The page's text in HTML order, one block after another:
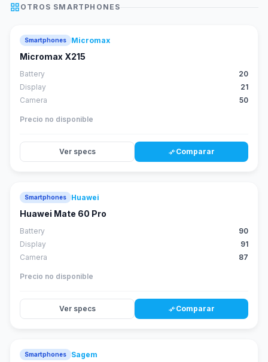
grid_view OTROS SMARTPHONES
Smartphones Micromax
Micromax X215
Battery
20
Display
21
Camera
50
Precio no disponible
Ver specs compare_arrowsComparar
Smartphones Huawei
Huawei Mate 60 Pro
Battery
90
Display
91
Camera
87
Precio no disponible
Ver specs compare_arrowsComparar
Smartphones Sagem